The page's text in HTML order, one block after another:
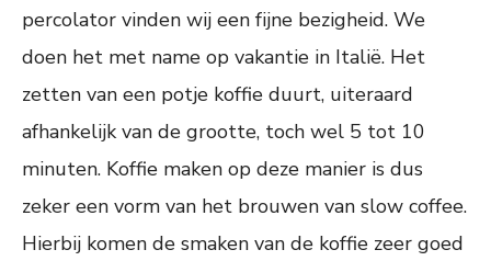
percolator vinden wij een fijne bezigheid. We
doen het met name op vakantie in Italië. Het
zetten van een potje koffie duurt, uiteraard
afhankelijk van de grootte, toch wel 5 tot 10
minuten. Koffie maken op deze manier is dus
zeker een vorm van het brouwen van slow coffee.
Hierbij komen de smaken van de koffie zeer goed